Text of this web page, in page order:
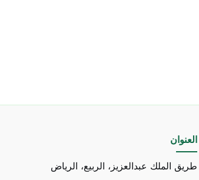
العنوان
طريق الملك عبدالعزيز، الربيع، الرياض